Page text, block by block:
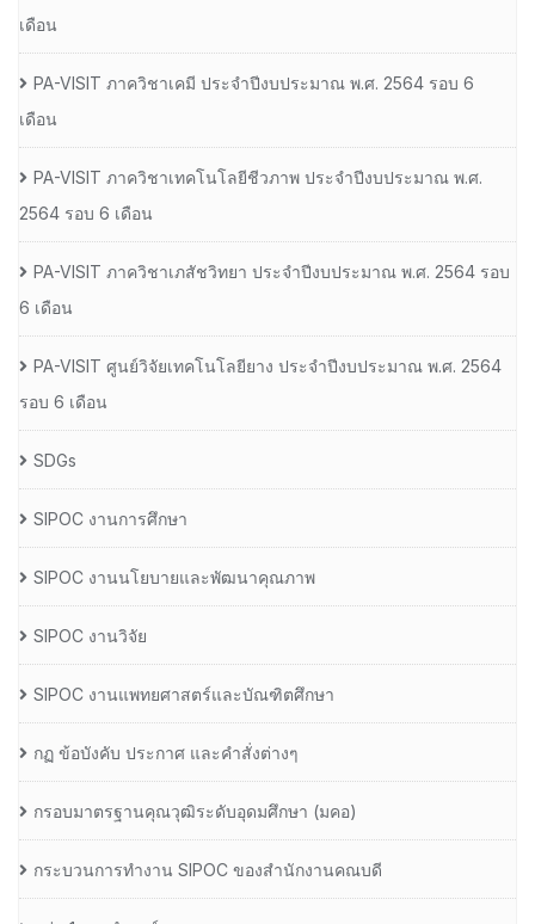
เดือน
PA-VISIT ภาควิชาเคมี ประจำปีงบประมาณ พ.ศ. 2564 รอบ 6
เดือน
PA-VISIT ภาควิชาเทคโนโลยีชีวภาพ ประจำปีงบประมาณ พ.ศ.
2564 รอบ 6 เดือน
PA-VISIT ภาควิชาเภสัชวิทยา ประจำปีงบประมาณ พ.ศ. 2564 รอบ
6 เดือน
PA-VISIT ศูนย์วิจัยเทคโนโลยียาง ประจำปีงบประมาณ พ.ศ. 2564
รอบ 6 เดือน
SDGs
SIPOC งานการศึกษา
SIPOC งานนโยบายและพัฒนาคุณภาพ
SIPOC งานวิจัย
SIPOC งานแพทยศาสตร์และบัณฑิตศึกษา
กฏ ข้อบังคับ ประกาศ และคำสั่งต่างๆ
กรอบมาตรฐานคุณวุฒิระดับอุดมศึกษา (มคอ)
กระบวนการทำงาน SIPOC ของสำนักงานคณบดี